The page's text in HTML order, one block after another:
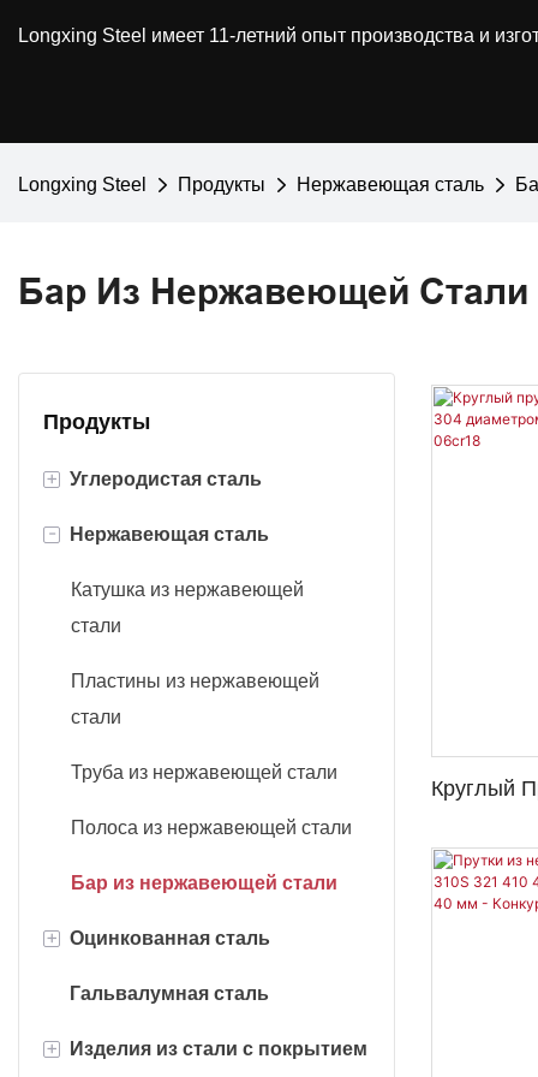
Longxing Steel имеет 11-летний опыт производства и
Longxing Steel Продукты Нержавеющая сталь
Бар Из Нержавеющей Стали
Продукты
+ Углеродистая сталь
Катушка из углеродистой стали
Пластины из углеродистой
стали
Carbon Steel Strip
углеродистой стали
Двутавровая балка из
двутавровая балка
- Нержавеющая сталь
Катушка из нержавеющей
стали
Пластины из нержавеющей
стали
Труба из нержавеющей стали
Полоса из нержавеющей стали
Бар из нержавеющей стали
+ Оцинкованная сталь
Оцинкованный стальной лист
Оцинкованная стальная
Гальвалумная сталь
+ Изделия из стали с покрытием
Круглый
-